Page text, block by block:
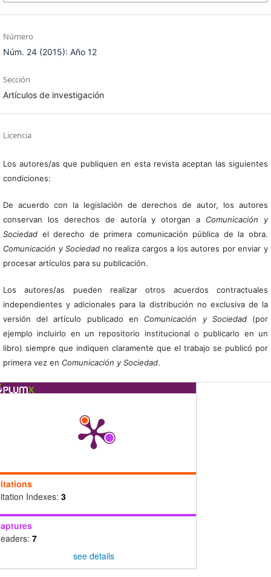
Número
Núm. 24 (2015): Año 12
Sección
Artículos de investigación
Licencia
Los autores/as que publiquen en esta revista aceptan las siguientes
condiciones:
De acuerdo con la legislación de derechos de autor, los autores
conservan los derechos de autoría y otorgan a Comunicación y
Sociedadel derecho de primera comunicación pública de la obra.
Comunicación y Sociedad no realiza cargos a los autores por enviar y
procesar artículos para su publicación.
Los autores/as pueden realizar otros acuerdos contractuales
independientes y adicionales para la distribución no exclusiva de la
versión del artículo publicado en Comunicación y Sociedad(por
ejemplo incluirlo en un repositorio institucional o publicarlo en un
libro) siempre que indiquen claramente que el trabajo se publicó por
primera vez en Comunicación y Sociedad.
Indexes: 3
7
see details